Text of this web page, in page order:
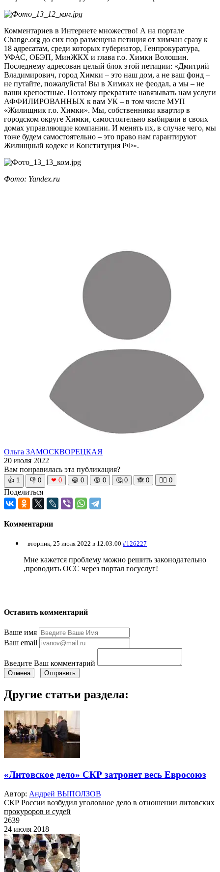
Комментариев в Интернете множество! А на портале
Change.org до сих пор размещена петиция от химчан сразу к
18 адресатам, среди которых губернатор, Генпрокуратура,
УФАС, ОБЭП, МинЖКХ и глава г.о. Химки Волошин.
Последнему адресован целый блок этой петиции: «Дмитрий
Владимирович, город Химки – это наш дом, а не ваш фонд –
не путайте, пожалуйста! Вы в Химках не феодал, а мы – не
ваши крепостные. Поэтому прекратите навязывать нам услуги
АФФИЛИРОВАННЫХ к вам УК – в том числе МУП
«Жилищник г.о. Химки». Мы, собственники квартир в
городском округе Химки, самостоятельно выбирали в своих
домах управляющие компании. И менять их, в случае чего, мы
тоже будем самостоятельно – это право нам гарантируют
Жилищный кодекс и Конституция РФ».
Фото: Yandex.ru
Ольга ЗАМОСКВОРЕЦКАЯ
20 июля 2022
Вам понравилась эта публикация?
👍 1 👎 0 ❤ 0 😆 0 😡 0 🤔 0 🙈 0 🧘‍♀️ 0
Поделиться
Комментарии
вторник, 25 июля 2022 в 12:03:00 #126227
Мне кажется проблему можно решить законодательно
,проводить ОСС через портал госуслуг!
Оставить комментарий
Ваше имя
Ваш email
Введите Ваш комментарий
Отмена Отправить
Другие статьи раздела:
«Литовское дело» СКР затронет весь Евросоюз
Автор: Андрей ВЫПОЛЗОВ
СКР России возбудил уголовное дело в отношении литовских
прокуроров и судей
2639
24 июля 2018